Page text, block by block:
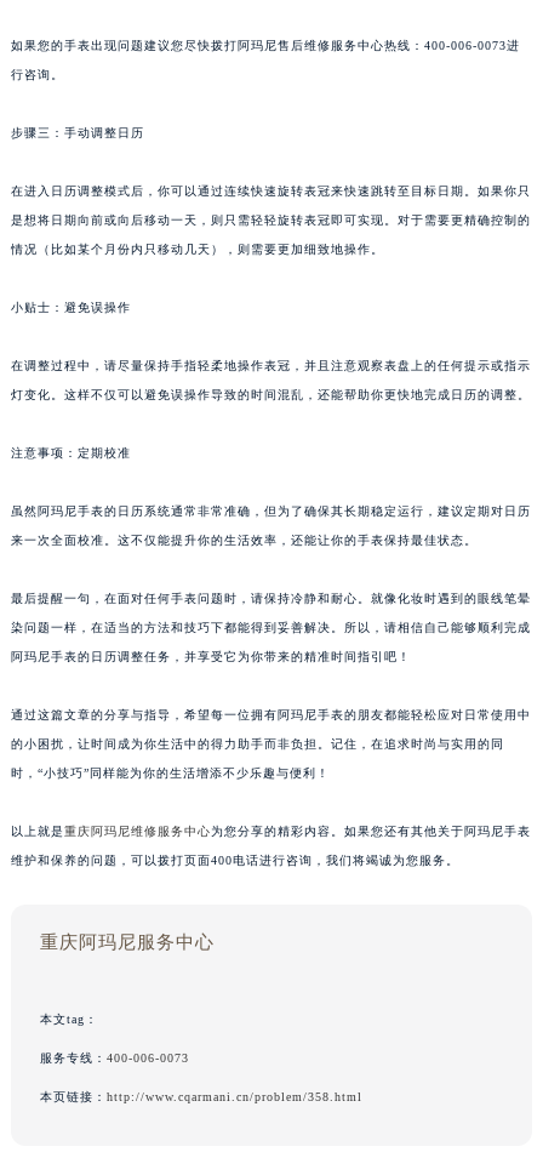
如果您的手表出现问题建议您尽快拨打阿玛尼售后维修服务中心热线：400-006-0073进
行咨询。
步骤三：手动调整日历
在进入日历调整模式后，你可以通过连续快速旋转表冠来快速跳转至目标日期。如果你只
是想将日期向前或向后移动一天，则只需轻轻旋转表冠即可实现。对于需要更精确控制的
情况（比如某个月份内只移动几天），则需要更加细致地操作。
小贴士：避免误操作
在调整过程中，请尽量保持手指轻柔地操作表冠，并且注意观察表盘上的任何提示或指示
灯变化。这样不仅可以避免误操作导致的时间混乱，还能帮助你更快地完成日历的调整。
注意事项：定期校准
虽然阿玛尼手表的日历系统通常非常准确，但为了确保其长期稳定运行，建议定期对日历
来一次全面校准。这不仅能提升你的生活效率，还能让你的手表保持最佳状态。
最后提醒一句，在面对任何手表问题时，请保持冷静和耐心。就像化妆时遇到的眼线笔晕
染问题一样，在适当的方法和技巧下都能得到妥善解决。所以，请相信自己能够顺利完成
阿玛尼手表的日历调整任务，并享受它为你带来的精准时间指引吧！
通过这篇文章的分享与指导，希望每一位拥有阿玛尼手表的朋友都能轻松应对日常使用中
的小困扰，让时间成为你生活中的得力助手而非负担。记住，在追求时尚与实用的同
时，“小技巧”同样能为你的生活增添不少乐趣与便利！
以上就是重庆阿玛尼维修服务中心为您分享的精彩内容。如果您还有其他关于阿玛尼手表
维护和保养的问题，可以拨打页面400电话进行咨询，我们将竭诚为您服务。
重庆阿玛尼服务中心
本文tag：
服务专线： 400-006-0073
本页链接： http://www.cqarmani.cn/problem/358.html